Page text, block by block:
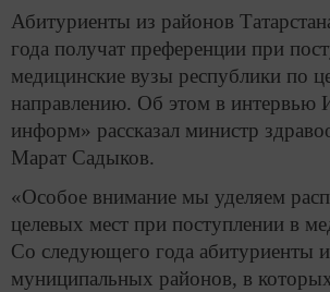
Абитуриенты из районов
года получат преференции при
медицинские вузы республики по
направлению. Об этом в интервью
информ» рассказал министр
Марат Садыков.
«Особое внимание мы уделяем
целевых мест при поступлении в
Со следующего года абитуриенты
муниципальных районов, в